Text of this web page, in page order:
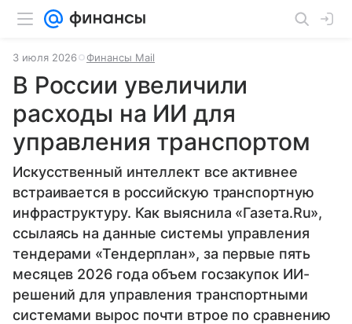
3 июля 2026 Финансы Mail
В России увеличили
расходы на ИИ для
управления транспортом
Искусственный интеллект все активнее
встраивается в российскую транспортную
инфраструктуру. Как выяснила «Газета.Ru»,
ссылаясь на данные системы управления
тендерами «Тендерплан», за первые пять
месяцев 2026 года объем госзакупок ИИ-
решений для управления транспортными
системами вырос почти втрое по сравнению